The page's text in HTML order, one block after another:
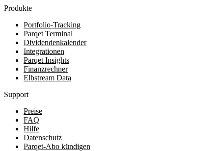
Produkte
Portfolio-Tracking
Parqet Terminal
Dividendenkalender
Integrationen
Parqet Insights
Finanzrechner
Elbstream Data
Support
Preise
FAQ
Hilfe
Datenschutz
Parqet-Abo kündigen